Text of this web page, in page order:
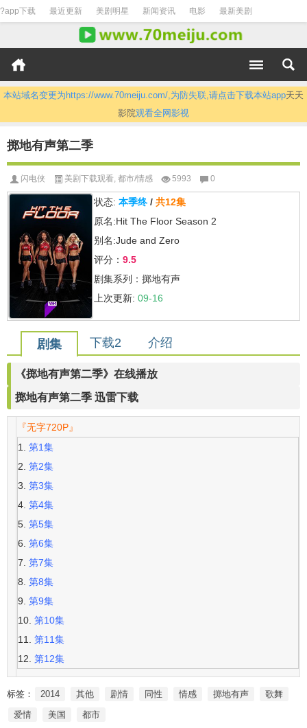
?app下载 最近更新 美剧明星 新闻资讯 电影 最新美剧
本站域名变更为https://www.70meiju.com/,为防失联,请点击下载本站app天天
影院观看全网影视
掷地有声第二季
闪电侠 美剧下载观看, 都市/情感 5993 0
状态: 本季终/ 共12集
原名:Hit The Floor Season 2
别名:Jude and Zero
评分： 9.5
剧集系列：掷地有声
上次更新: 09-16
剧集 下载2 介绍
《掷地有声第二季》在线播放
掷地有声第二季 迅雷下载
『无字720P』
第1集
第2集
第3集
第4集
第5集
第6集
第7集
第8集
第9集
第10集
第11集
第12集
标签： 2014 其他 剧情 同性 情感 掷地有声
歌舞
爱情
美国 都市